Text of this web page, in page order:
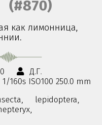
(#870)
как лимонница,
Д.Г.
160s ISO100 250.0 mm
lepidoptera,